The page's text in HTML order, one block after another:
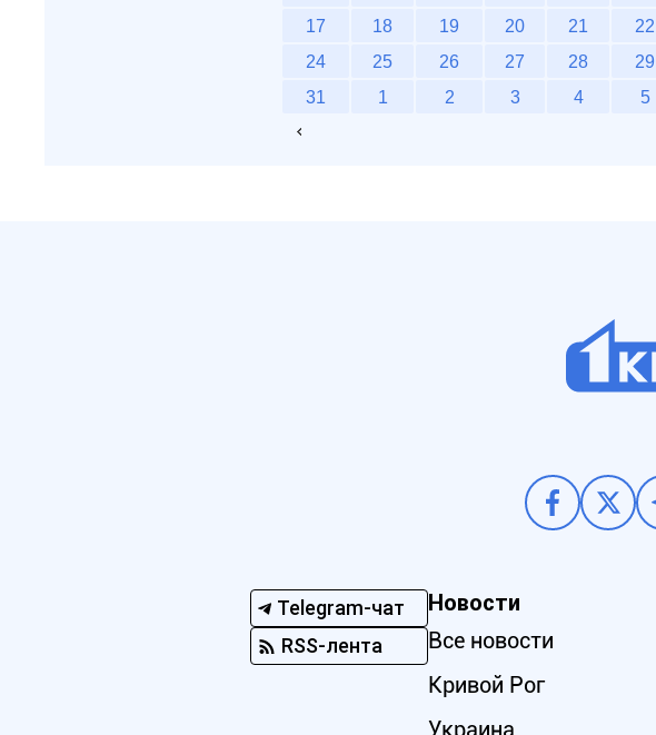
17
18 19 20 21 22
24
25 26 27 28 29
31
1 2 3 4 5
Telegram-чат
RSS-лента
Новости
Все новости
Кривой Рог
Украина